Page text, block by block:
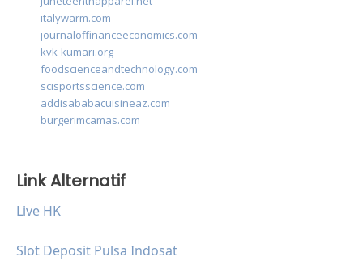
italywarm.com
journaloffinanceeconomics.com
kvk-kumari.org
foodscienceandtechnology.com
scisportsscience.com
addisababacuisineaz.com
burgerimcamas.com
Link Alternatif
Live HK
Slot Deposit Pulsa Indosat